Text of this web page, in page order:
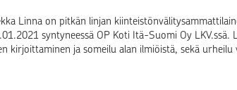
Linna on pitkän linjan
syntyneessä OP Koti Itä-Suomi Oy
kirjoittaminen ja someilu alan ilmiöistä, sekä